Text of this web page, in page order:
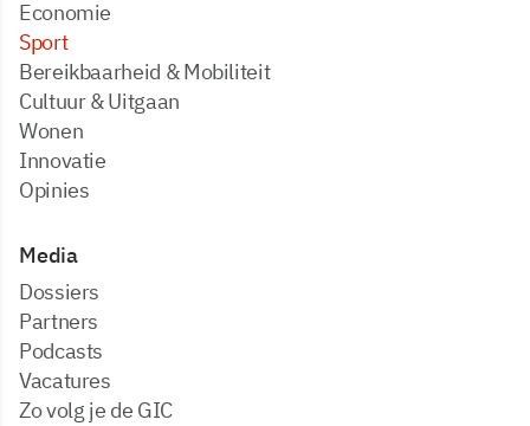
Economie
Sport
Bereikbaarheid & Mobiliteit
Cultuur & Uitgaan
Wonen
Innovatie
Opinies
Media
dossiers
partners
podcasts
vacatures
zo volg je de GIC